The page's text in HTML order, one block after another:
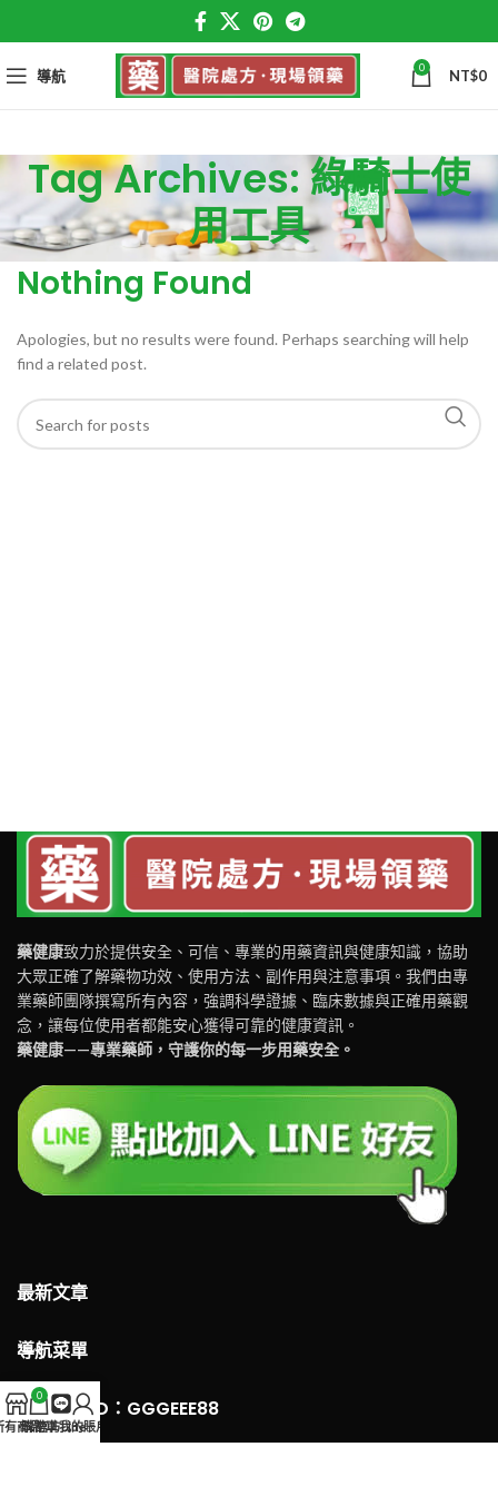
導航 0 NT$0
Tag Archives: 綠騎士使
用工具
Nothing Found
Apologies, but no results were found. Perhaps searching will help
find a related post.
藥健康致力於提供安全、可信、專業的用藥資訊與健康知識，協助
大眾正確了解藥物功效、使用方法、副作用與注意事項。我們由專
業藥師團隊撰寫所有內容，強調科學證據、臨床數據與正確用藥觀
念，讓每位使用者都能安心獲得可靠的健康資訊。
藥健康——專業藥師，守護你的每一步用藥安全。
最新文章
導航菜單
LINE 客服ID：GGGEEE88
有商品
0
購物車官方Line
我的賬戶